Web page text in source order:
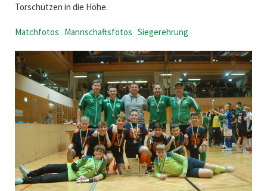
Torschützen in die Höhe.
Matchfotos Mannschaftsfotos Siegerehrung